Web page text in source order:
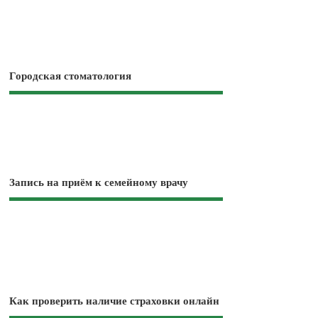
Городская стоматология
Запись на приём к семейному врачу
Как проверить наличие страховки онлайн